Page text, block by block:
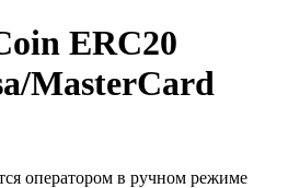
ERC20
MasterCard
оператором в ручном режиме